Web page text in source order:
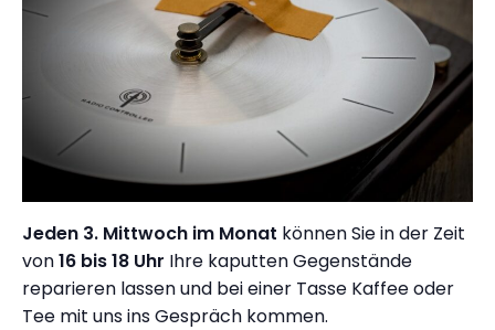
Jeden 3. Mittwoch im Monat können Sie in der Zeit
von16 bis 18 Uhr Ihre kaputten Gegenstände
reparieren lassen und bei einer Tasse Kaffee oder
Tee mit uns ins Gespräch kommen.